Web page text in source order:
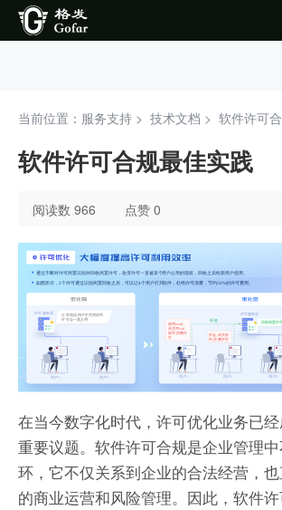
当前位置：服务支持 > 技术文档 > 软件许可
软件许可合规最佳实践
阅读数 966 点赞 0
在当今数字化时代，许可优化业务已
重要议题。软件许可合规是企业管理
环，它不仅关系到企业的合法经营，
的商业运营和风险管理。因此，软件